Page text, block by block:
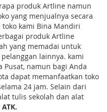
produk Artline namun
yang menjualnya secara
kami Bina Mandiri
produk Artline
yang memadai untuk
lainnya. kami
Pusat, namun bagi Anda
dapat memanfaatkan toko
24 jam. Selain dari
tulis sekolah dan alat